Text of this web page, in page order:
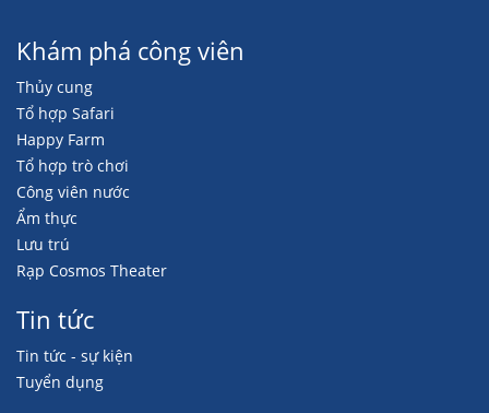
Khám phá công viên
Thủy cung
Tổ hợp Safari
Happy Farm
Tổ hợp trò chơi
Công viên nước
Ẩm thực
Lưu trú
Rạp Cosmos Theater
Tin tức
Tin tức - sự kiện
Tuyển dụng